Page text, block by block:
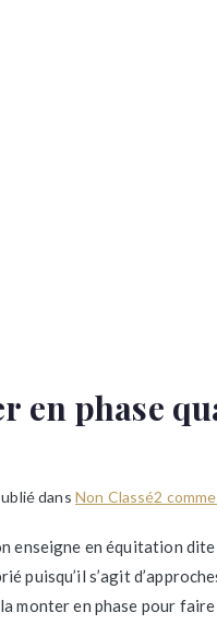
en phase
dans Non Classé2
enseigne en équitation
puisqu’il s’agit
monter en phase pour